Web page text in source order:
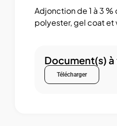
Adjonction de 1 à 3 %
polyester, gel coat et
Document(s)
Télécharger